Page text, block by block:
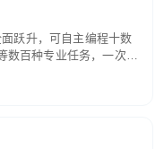
跃升，可自主编程十数
数百种专业任务，一次对
规划、执行与验证全流
长程任务中自主规划与